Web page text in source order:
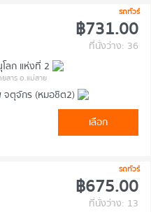
รถทัวร์
฿731.00
ที่นั่งว่าง: 36
ลก แห่งที่ 2
สาร อ.แม่สาย
จตุจักร (หมอชิต2)
เลือก
รถทัวร์
฿675.00
ที่นั่งว่าง: 13